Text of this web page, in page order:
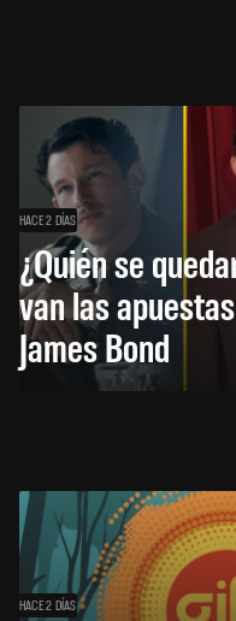
HACE 2 DÍAS
¿Quién se
van las
James Bond
HACE 2 DÍAS